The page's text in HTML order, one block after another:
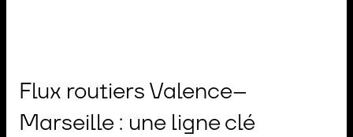
Flux routiers Valence–
Marseille : une ligne clé